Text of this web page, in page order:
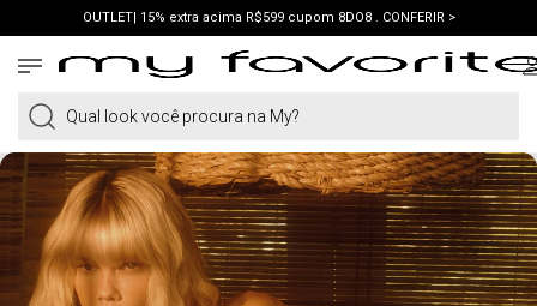
OUTLET| 15% extra acima R$599 cupom 8DO8 . CONFERIR >
PRIMEIRA COMPRA | ganhe 10% cupom WELCOME. VER LOOKS >
Qual look você procura na My?